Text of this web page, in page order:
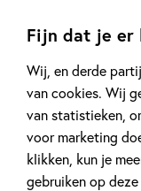
Fijn dat je er
Wij, en derde
van cookies. Wij
van statistieken,
voor marketing
klikken, kun je
gebruiken op
Pippi zijn in ruim
musicals over
huis van Pippi en
wilt zien, kun je
‘wereld’) in
rondlopen, maar
van Astrid Lindgren.